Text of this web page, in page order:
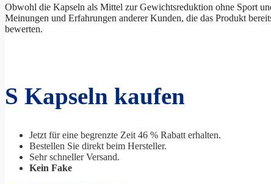
Obwohl die Kapseln als Mittel zur Gewichtsreduktion ohne Sport
Meinungen und Erfahrungen anderer Kunden, die das Produkt
bewerten.
S Kapseln kaufen
Jetzt für eine begrenzte Zeit 46 % Rabatt erhalten.
Bestellen Sie direkt beim Hersteller.
Sehr schneller Versand.
Kein Fake